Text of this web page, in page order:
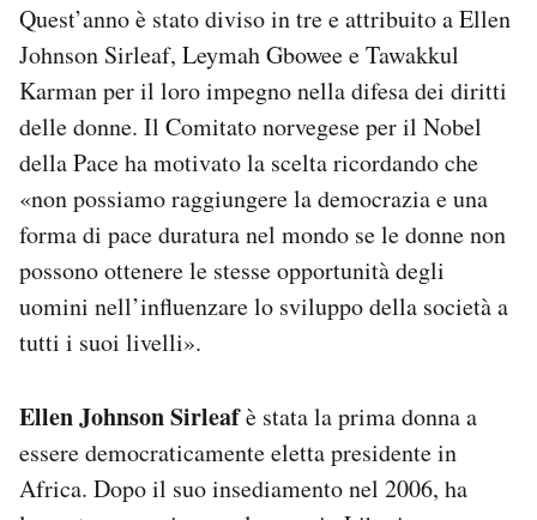
SHOP
CALENDARIO
AREA PERSONALE
Area Personale
Regala il Post
Hai bisogno di aiuto?
Quest’anno è stato diviso in tre e attribuito a Ellen
Johnson Sirleaf, Leymah Gbowee e Tawakkul
Karman per il loro impegno nella difesa dei diritti
delle donne. Il Comitato norvegese per il Nobel
della Pace ha motivato la scelta ricordando che
«non possiamo raggiungere la democrazia e una
forma di pace duratura nel mondo se le donne non
possono ottenere le stesse opportunità degli
uomini nell’influenzare lo sviluppo della società a
tutti i suoi livelli».
Ellen Johnson Sirleafè stata la prima donna a
essere democraticamente eletta presidente in
Africa. Dopo il suo insediamento nel 2006, ha